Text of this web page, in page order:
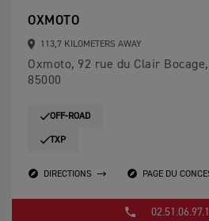
OXMOTO
113,7 KILOMETERS AWAY
Oxmoto, 92 rue du Clair
85000
OFF-ROAD
TXP
DIRECTIONS PAGE DU